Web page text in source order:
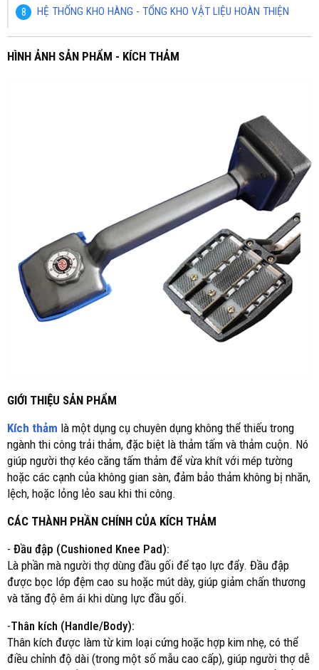
HỆ THỐNG KHO HÀNG - TỔNG KHO VẬT LIỆU HOÀN THIỆN
HÌNH ẢNH SẢN PHẨM - KÍCH THẢM
GIỚI THIỆU SẢN PHẨM
Kích thảm là một dụng cụ chuyên dụng không thể thiếu trong
ngành thi công trải thảm, đặc biệt là thảm tấm và thảm cuộn. Nó
giúp người thợ kéo căng tấm thảm để vừa khít với mép tường
hoặc các cạnh của không gian sàn, đảm bảo thảm không bị nhăn,
lệch, hoặc lỏng lẻo sau khi thi công.
CÁC THÀNH PHẦN CHÍNH CỦA KÍCH THẢM
- Đầu đập (Cushioned Knee Pad):
Là phần mà người thợ dùng đầu gối để tạo lực đẩy. Đầu đập
được bọc lớp đệm cao su hoặc mút dày, giúp giảm chấn thương
và tăng độ êm ái khi dùng lực đầu gối.
-Thân kích (Handle/Body):
Thân kích được làm từ kim loại cứng hoặc hợp kim nhẹ, có thể
điều chỉnh độ dài (trong một số mẫu cao cấp), giúp người thợ dễ